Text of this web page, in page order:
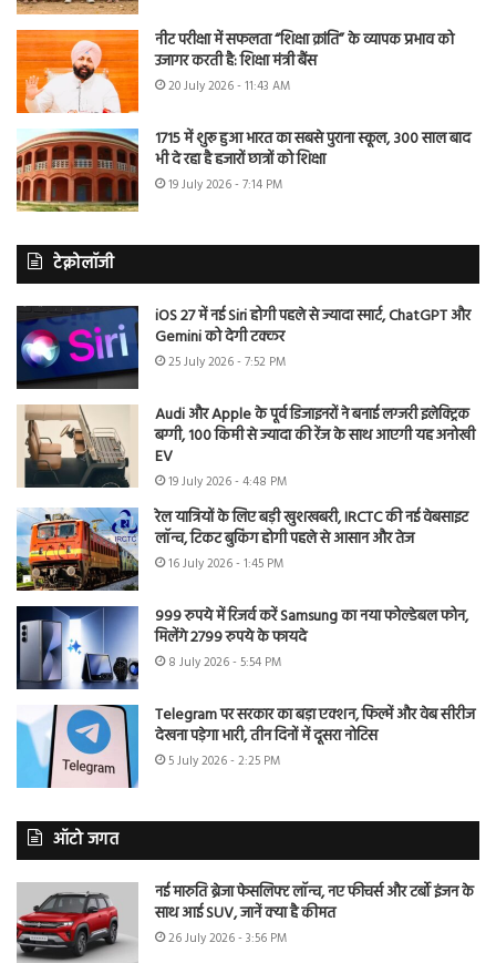
नीट परीक्षा में सफलता “शिक्षा क्रांति” के व्यापक प्रभाव को
उजागर करती है: शिक्षा मंत्री बैंस
20 July 2026 - 11:43 AM
1715 में शुरू हुआ भारत का सबसे पुराना स्कूल, 300 साल बाद
भी दे रहा है हजारों छात्रों को शिक्षा
19 July 2026 - 7:14 PM
टेक्नोलॉजी
iOS 27 में नई Siri होगी पहले से ज्यादा स्मार्ट, ChatGPT और
Gemini को देगी टक्कर
25 July 2026 - 7:52 PM
Audi और Apple के पूर्व डिजाइनरों ने बनाई लग्जरी इलेक्ट्रिक
बग्गी, 100 किमी से ज्यादा की रेंज के साथ आएगी यह अनोखी
EV
19 July 2026 - 4:48 PM
रेल यात्रियों के लिए बड़ी खुशखबरी, IRCTC की नई वेबसाइट
लॉन्च, टिकट बुकिंग होगी पहले से आसान और तेज
16 July 2026 - 1:45 PM
999 रुपये में रिजर्व करें Samsung का नया फोल्डेबल फोन,
मिलेंगे 2799 रुपये के फायदे
8 July 2026 - 5:54 PM
Telegram पर सरकार का बड़ा एक्शन, फिल्में और वेब सीरीज
देखना पड़ेगा भारी, तीन दिनों में दूसरा नोटिस
5 July 2026 - 2:25 PM
ऑटो जगत
नई मारुति ब्रेजा फेसलिफ्ट लॉन्च, नए फीचर्स और टर्बो इंजन के
साथ आई SUV, जानें क्या है कीमत
26 July 2026 - 3:56 PM